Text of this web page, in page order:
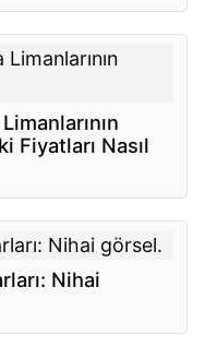
Fiyatları Nasıl
Nihai